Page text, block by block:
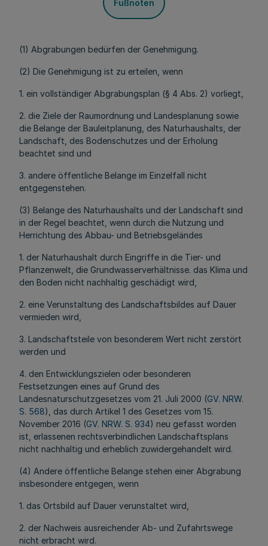
Fußnoten
(1) Abgrabungen bedürfen der Genehmigung.
(2) Die Genehmigung ist zu erteilen, wenn
1. ein vollständiger Abgrabungsplan (§ 4 Abs. 2) vorliegt,
2. die Ziele der Raumordnung und Landesplanung sowie
die Belange der Bauleitplanung, des Naturhaushalts, der
Landschaft, des Bodenschutzes und der Erholung
beachtet sind und
3. andere öffentliche Belange im Einzelfall nicht
entgegenstehen.
(3) Belange des Naturhaushalts und der Landschaft sind
in der Regel beachtet, wenn durch die Nutzung und
Herrichtung des Abbau- und Betriebsgeländes
1. der Naturhaushalt durch Eingriffe in die Tier- und
Pflanzenwelt, die Grundwasserverhältnisse. das Klima und
den Boden nicht nachhaltig geschädigt wird,
2. eine Verunstaltung des Landschaftsbildes auf Dauer
vermieden wird,
3. Landschaftsteile von besonderem Wert nicht zerstört
werden und
4. den Entwicklungszielen oder besonderen
Festsetzungen eines auf Grund des
Landesnaturschutzgesetzes vom 21. Juli 2000 (GV. NRW.
S. 568), das durch Artikel 1 des Gesetzes vom 15.
November 2016 (GV. NRW. S. 934) neu gefasst worden
ist, erlassenen rechtsverbindlichen Landschaftsplans
nicht nachhaltig und erheblich zuwidergehandelt wird.
(4) Andere öffentliche Belange stehen einer Abgrabung
insbesondere entgegen, wenn
1. das Ortsbild auf Dauer verunstaltet wird,
2. der Nachweis ausreichender Ab- und Zufahrtswege
nicht erbracht wird.